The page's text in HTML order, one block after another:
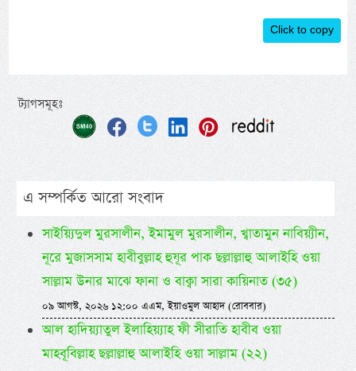
Click to copy
ট্যাগসমূহঃ
এ সম্পর্কিত আরো সংবাদ
সাইয়্যিদুল মুরসালীন, ইমামুল মুরসালীন, খ্বাতামুন নাবিয়্যীন,
নূরে মুজাসসাম হাবীবুল্লাহ হুযূর পাক ছল্লাল্লাহু আলাইহি ওয়া
সাল্লাম উনার মাঝে ফানা ও বাক্বা সারা কায়িনাত (৩৫)
০৯ আগস্ট, ২০২৬ ১২:০০ এএম, ইয়াওমুল আহাদ (রোববার)
আল হাদিয়্যাতুল ইলাহিয়্যাহ ফী সীরাতি হাবীব ওয়া
মাহবূবিল্লাহ ছল্লাল্লাহু আলাইহি ওয়া সাল্লাম (২২)